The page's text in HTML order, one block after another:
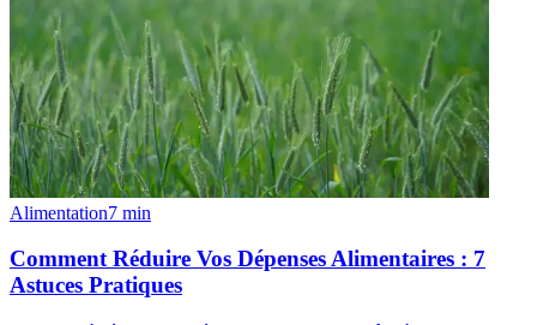
Alimentation7 min
Comment Réduire Vos Dépenses Alimentaires : 7
Astuces Pratiques